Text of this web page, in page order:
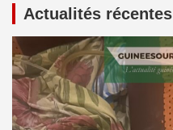
Actualités récentes